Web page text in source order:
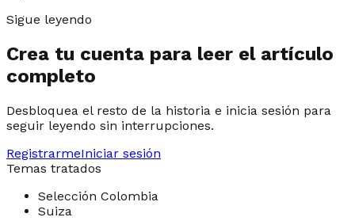
Sigue leyendo
Crea tu cuenta para leer el artículo
completo
Desbloquea el resto de la historia e inicia sesión para
seguir leyendo sin interrupciones.
RegistrarmeIniciar sesión
Temas tratados
Selección Colombia
Suiza